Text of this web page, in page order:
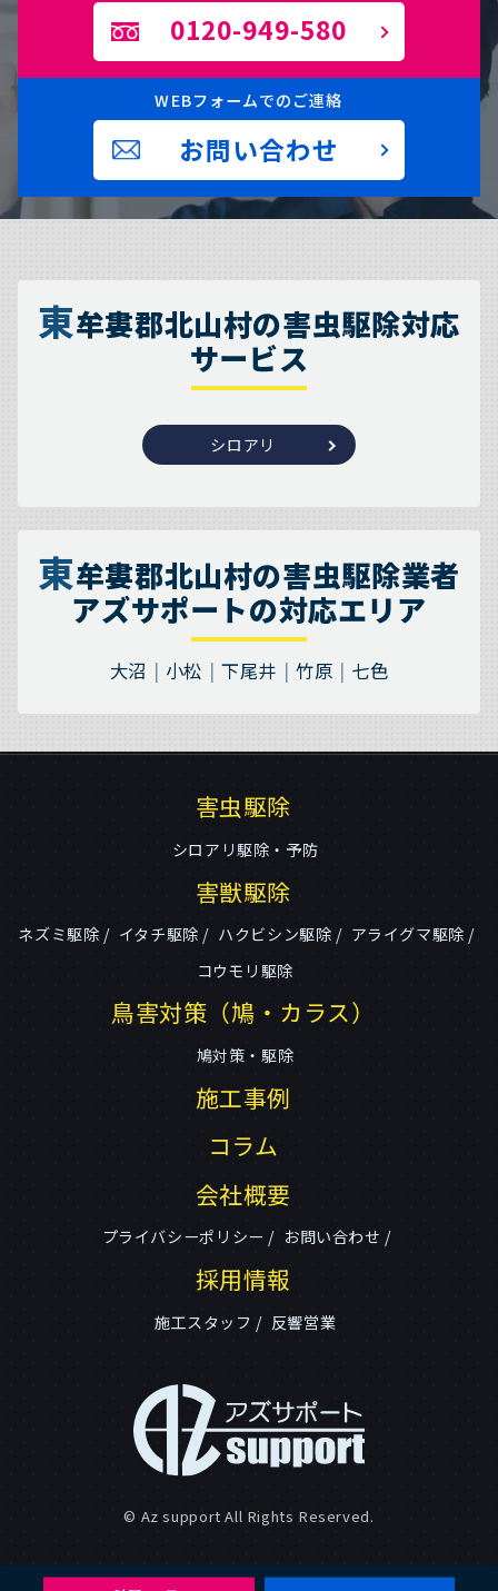
0120-949-580
WEBフォームでのご連絡
お問い合わせ
東牟婁郡北山村の害虫駆除対応
サービス
シロアリ
東牟婁郡北山村の害虫駆除業者
アズサポートの対応エリア
大沼 小松 下尾井 竹原 七色
害虫駆除
シロアリ駆除・予防
害獣駆除
ネズミ駆除 イタチ駆除 ハクビシン駆除
アライグマ駆除
コウモリ駆除
鳥害対策（鳩・カラス）
鳩対策・駆除
施工事例
コラム
会社概要
プライバシーポリシー お問い合わせ
採用情報
施工スタッフ 反響営業
© Az support All Rights Reserved.